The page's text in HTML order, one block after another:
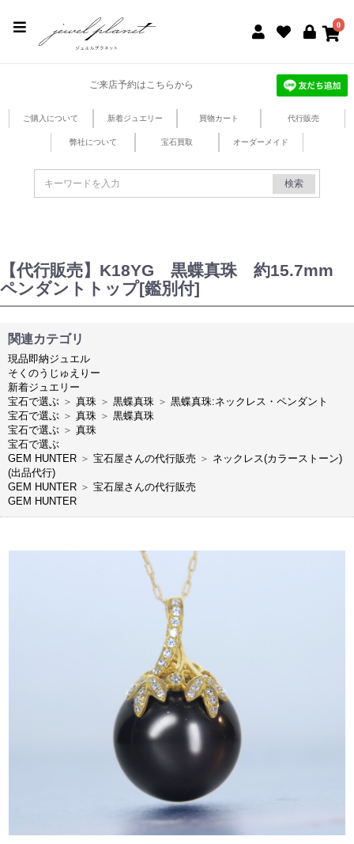
0
ご来店予約はこちらから
ご購入について 新着ジュエリー 買物カート 代行販売
弊社について 宝石買取 オーダーメイド
検索
【代行販売】K18YG 黒蝶真珠 約15.7mm
ペンダントトップ[鑑別付]
関連カテゴリ
現品即納ジュエル
そくのうじゅえりー
新着ジュエリー
宝石で選ぶ ＞ 真珠 ＞ 黒蝶真珠 ＞ 黒蝶真珠:ネックレス・ペンダント
宝石で選ぶ ＞ 真珠 ＞ 黒蝶真珠
宝石で選ぶ ＞ 真珠
宝石で選ぶ
GEM HUNTER ＞ 宝石屋さんの代行販売 ＞ ネックレス(カラーストーン)
(出品代行)
GEM HUNTER ＞ 宝石屋さんの代行販売
GEM HUNTER